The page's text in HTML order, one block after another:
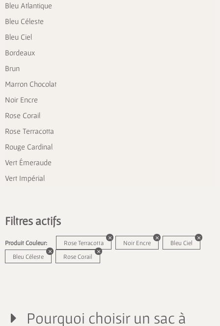
Bleu Atlantique
Bleu Céleste
Bleu Ciel
Bordeaux
Brun
Marron Chocolat
Noir Encre
Rose Corail
Rose Terracotta
Rouge Cardinal
Vert Émeraude
Vert Impérial
Filtres actifs
Produit Couleur: Rose Terracotta Noir Encre
Bleu Ciel
Bleu Céleste
Rose Corail
Pourquoi choisir un sac à